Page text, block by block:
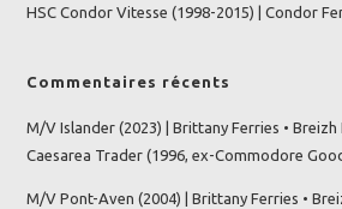
HSC Condor Vitesse (1998-2015) | Condor
Commentaires récents
M/V Islander (2023) | Brittany Ferries • Breizh
Caesarea Trader (1996, ex-Commodore
M/V Pont-Aven (2004) | Brittany Ferries •